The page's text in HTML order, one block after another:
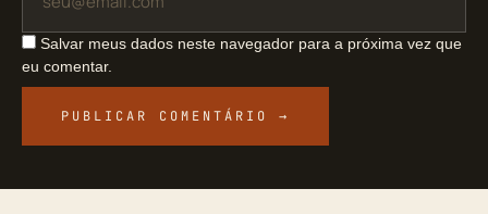
Salvar meus dados neste navegador para a próxima vez que
eu comentar.